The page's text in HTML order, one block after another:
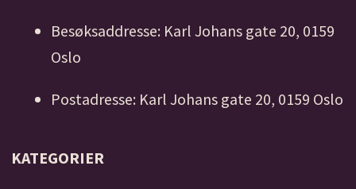
Besøksaddresse: Karl Johans gate 20, 0159
Oslo
Postadresse: Karl Johans gate 20, 0159 Oslo
KATEGORIER